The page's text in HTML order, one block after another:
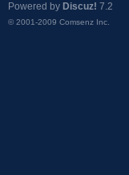
Powered by Discuz! 7.2
© 2001-2009 Comsenz Inc.